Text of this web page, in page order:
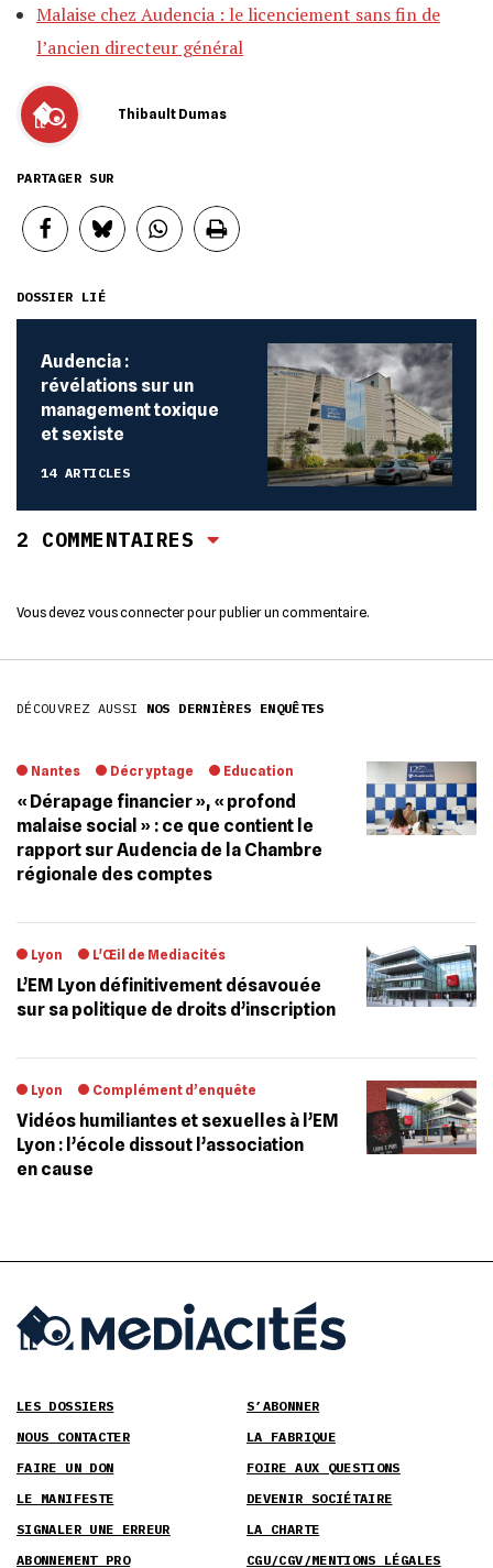
Malaise chez Audencia : le licenciement sans fin de
l’ancien directeur général
Thibault Dumas
PARTAGER SUR
DOSSIER LIÉ
Audencia :
révélations sur un
management toxique
et sexiste
14 ARTICLES
2 COMMENTAIRES
Vous devez vous connecterpour publier un commentaire.
DÉCOUVREZ AUSSI NOS DERNIÈRES ENQUÊTES
Nantes Décryptage Education
« Dérapage financier », « profond
malaise social » : ce que contient le
rapport sur Audencia de la Chambre
régionale des comptes
Lyon L'Œil de Mediacités
L’EM Lyon définitivement désavouée
sur sa politique de droits d’inscription
Lyon Complément d’enquête
Vidéos humiliantes et sexuelles à l’EM
Lyon : l’école dissout l’association
en cause
LES DOSSIERS
S’ABONNER
NOUS CONTACTER
LA FABRIQUE
FAIRE UN DON
FOIRE AUX QUESTIONS
LE MANIFESTE
DEVENIR SOCIÉTAIRE
SIGNALER UNE ERREUR
LA CHARTE
ABONNEMENT PRO
CGU/CGV/MENTIONS LÉGALES